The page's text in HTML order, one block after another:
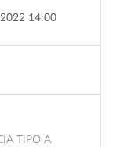
14:00
TIPO A